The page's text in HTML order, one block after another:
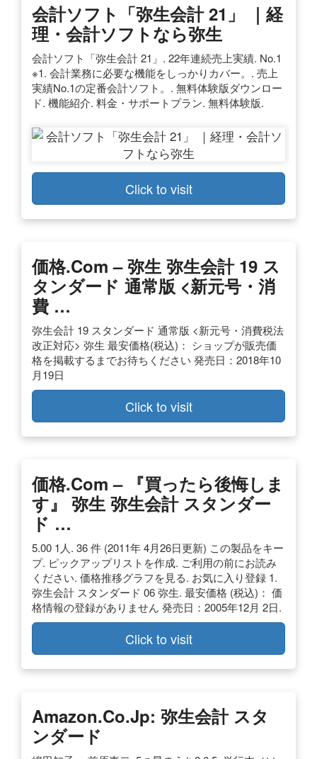
会計ソフト「弥生会計 21」 ｜経
理・会計ソフトなら弥生
会計ソフト「弥生会計 21」. 22年連続売上実績. No.1
※1. 会計業務に必要な機能をしっかりカバー。. 売上
実績No.1の定番会計ソフト。. 無料体験版ダウンロー
ド. 機能紹介. 料金・サポートプラン. 無料体験版.
Click to visit
価格.com – 弥生 弥生会計 19 ス
タンダード 通常版 <新元号・消
費 …
弥生会計 19 スタンダード 通常版 <新元号・消費税法
改正対応> 弥生 最安価格(税込)： ショップが販売価
格を掲載するまでお待ちください 発売日：2018年10
月19日
Click to visit
価格.com – 『買ったら後悔しま
す』 弥生 弥生会計 スタンダー
ド …
5.00 1人. 36 件 (2011年 4月26日更新) この製品をキー
プ. ピックアップリストを作成. ご利用の前にお読み
ください. 価格推移グラフを見る. お気に入り登録 1.
弥生会計 スタンダード 06 弥生. 最安価格 (税込)： 価
格情報の登録がありません 発売日：2005年12月 2日.
Click to visit
Amazon.co.jp: 弥生会計 スタ
ンダード